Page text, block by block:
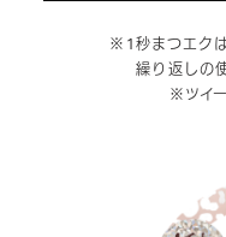
※1秒まつエク
繰り返しの
※ツイ